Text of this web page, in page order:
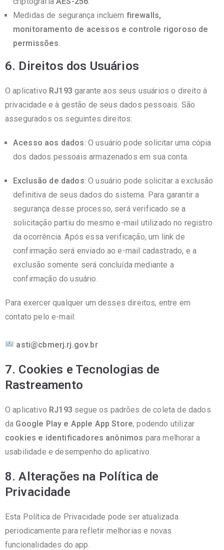
Medidas de segurança incluem firewalls,
monitoramento de acessos e controle rigoroso de
permissões
6. Direitos dos Usuários
O aplicativo RJ193 garante aos seus usuários o direito à
privacidade e à gestão de seus dados pessoais. São
assegurados os seguintes direitos:
Acesso aos dados: O usuário pode solicitar uma cópia
dos dados pessoais armazenados em sua conta.
Exclusão de dados: O usuário pode solicitar a exclusão
definitiva de seus dados do sistema. Para garantir a
segurança desse processo, será verificado se a
solicitação partiu do mesmo e-mail utilizado no registro
da ocorrência. Após essa verificação, um link de
confirmação será enviado ao e-mail cadastrado, e a
exclusão somente será concluída mediante a
confirmação do usuário.
Para exercer qualquer um desses direitos, entre em
contato pelo e-mail:
asti@cbmerj.rj.gov.br
7. Cookies e Tecnologias de
Rastreamento
O aplicativo RJ193 segue os padrões de coleta de dados
da Google Play e Apple App Store, podendo utilizar
cookies e identificadores anônimos para melhorar a
usabilidade e desempenho do aplicativo.
8. Alterações na Política de
Privacidade
Esta Política de Privacidade pode ser atualizada
periodicamente para refletir melhorias e novas
funcionalidades do app.